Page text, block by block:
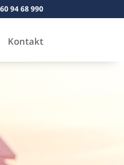
94 68 990
Kontakt